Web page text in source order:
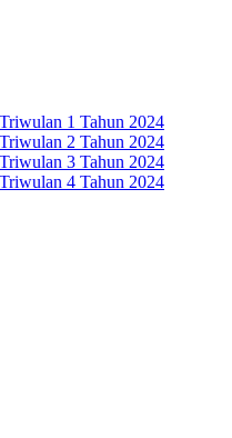
1 Tahun 2024
2 Tahun 2024
3 Tahun 2024
4 Tahun 2024